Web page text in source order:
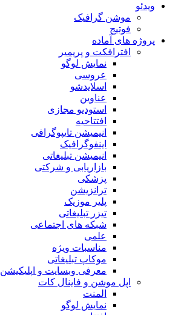
ویدئو
موشن گرافیک
فوتیج
پروژه های آماده
افترافکت و پریمیر
نمایش لوگو
عروسی
اسلایدشو
عناوین
استودیو مجازی
افتتاحیه
انیمیشن تایپوگرافی
اینفوگرافیک
انیمیشن تبلیغاتی
بازاریابی و شرکتی
پزشکی
ترانزیشن
پلیر موزیک
تیزر تبلیغاتی
شبکه های اجتماعی
علمی
مناسبات ویژه
موکاپ تبلیغاتی
معرفی وبسایت و اپلیکیشن
اپل موشن و فاینال کات
المنت
نمایش لوگو